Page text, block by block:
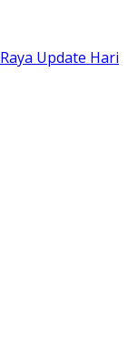
Update Hari